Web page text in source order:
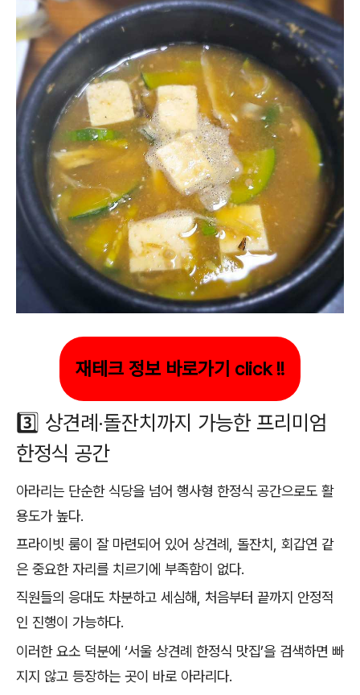
재테크 정보 바로가기 click !!
3️⃣ 상견례·돌잔치까지 가능한 프리미엄
한정식 공간
아라리는 단순한 식당을 넘어 행사형 한정식 공간으로도 활
용도가 높다.
프라이빗 룸이 잘 마련되어 있어 상견례, 돌잔치, 회갑연 같
은 중요한 자리를 치르기에 부족함이 없다.
직원들의 응대도 차분하고 세심해, 처음부터 끝까지 안정적
인 진행이 가능하다.
이러한 요소 덕분에 ‘서울 상견례 한정식 맛집’을 검색하면 빠
지지 않고 등장하는 곳이 바로 아라리다.